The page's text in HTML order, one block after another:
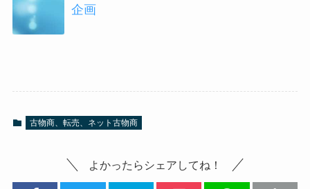
企画
古物商、転売、ネット古物商
よかったらシェアしてね！